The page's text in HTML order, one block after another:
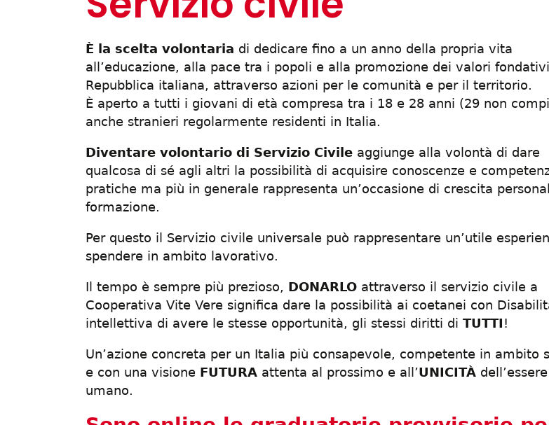
È la scelta volontaria di dedicare fino a un anno della propria vita
all’educazione, alla pace tra i popoli e alla promozione dei valori
Repubblica italiana, attraverso azioni per le comunità e per il territorio.
È aperto a tutti i giovani di età compresa tra i 18 e 28 anni (29 non
anche stranieri regolarmente residenti in Italia.
Diventare volontario di Servizio Civile aggiunge alla volontà di dare
qualcosa di sé agli altri la possibilità di acquisire conoscenze e
pratiche ma più in generale rappresenta un’occasione di crescita
formazione.
Per questo il Servizio civile universale può rappresentare un’utile
spendere in ambito lavorativo.
Il tempo è sempre più prezioso, DONARLO attraverso il servizio civile a
Cooperativa Vite Vere significa dare la possibilità ai coetanei con
intellettiva di avere le stesse opportunità, gli stessi diritti di TUTTI!
Un’azione concreta per un Italia più consapevole, competente in ambito
e con una visione FUTURA attenta al prossimo e all’UNICITÀ dell’essere
umano.